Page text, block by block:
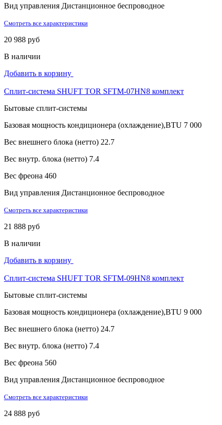
Вид управления Дистанционное беспроводное
Смотреть все характеристики
20 988 руб
В наличии
Добавить в корзину
Сплит-система SHUFT TOR SFTM-07HN8 комплект
Бытовые сплит-системы
Базовая мощность кондиционера (охлаждение),BTU 7 000
Вес внешнего блока (нетто) 22.7
Вес внутр. блока (нетто) 7.4
Вес фреона 460
Вид управления Дистанционное беспроводное
Смотреть все характеристики
21 888 руб
В наличии
Добавить в корзину
Сплит-система SHUFT TOR SFTM-09HN8 комплект
Бытовые сплит-системы
Базовая мощность кондиционера (охлаждение),BTU 9 000
Вес внешнего блока (нетто) 24.7
Вес внутр. блока (нетто) 7.4
Вес фреона 560
Вид управления Дистанционное беспроводное
Смотреть все характеристики
24 888 руб